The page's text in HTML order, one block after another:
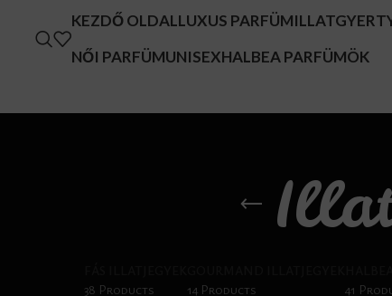
KEZDŐ OLDALLUXUS PARFÜM
NŐI PARFÜMUNISEXHALBEA PARFÜMÖK
38 Products
14 Products
41